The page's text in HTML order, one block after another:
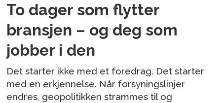
To dager som flytter
bransjen – og deg som
jobber i den
Det starter ikke med et foredrag. Det starter
med en erkjennelse. Når forsyningslinjer
endres, geopolitikken strammes til og